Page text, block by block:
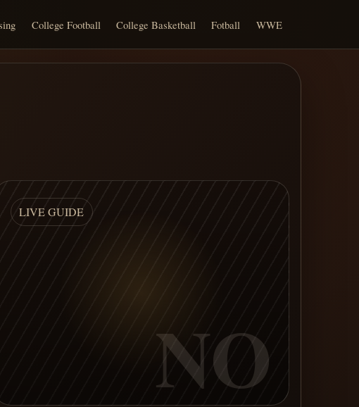
College Football College Basketball Fotball WWE
LIVE GUIDE
NO